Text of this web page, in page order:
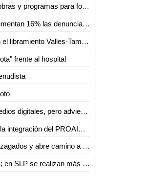
Gobierno estatal impulsa obras y programas para fortalecer el acceso al agua
Matehuala en foco rojo: aumentan 16% las denuncias delictivas en un año
Trailero sufre accidente en el libramiento Valles-Tamuín
frente al hospital
Iglesia respalda regular medios digitales, pero advierte riesgo de caer en el autoritarismo
La SEGAM dio a conocer la integración del PROAIRE 2026-2036 para fortalecer la calidad del aire en la zona metropolitana
Inmuvi rescata trámites rezagados y abre camino a nuevas escrituraciones en Ciudad Valles
Día Mundial de la Bicicleta; en SLP se realizan más de 4 mil 500 viajes diarios